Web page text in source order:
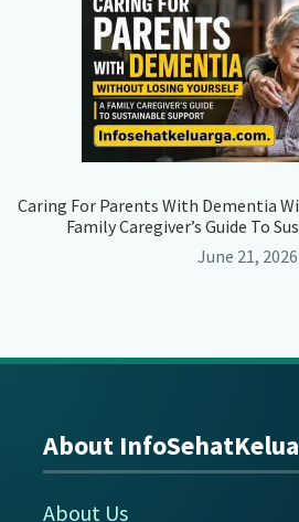
Caring For Parents With Dementia
Family Caregiver’s Guide To
June 21, 2026
Footer
About
About Us